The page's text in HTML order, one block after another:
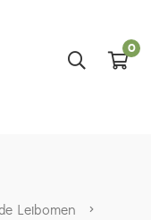
0
Leibomen
>